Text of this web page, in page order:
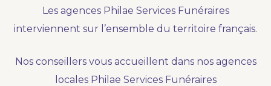
Nous vous accompagnons.
Nos produits en marbrerie
Les agences Philae Services Funéraires
interviennent sur l’ensemble du territoire français.
Nos conseillers vous accueillent dans nos agences
locales Philae Services Funéraires